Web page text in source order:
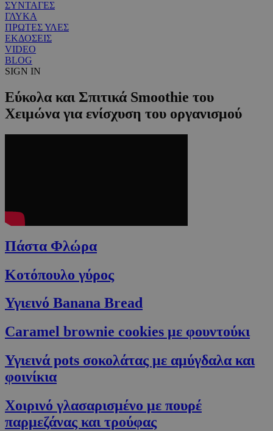
ΣΥΝΤΑΓΕΣ
ΓΛΥΚΑ
ΠΡΩΤΕΣ ΥΛΕΣ
ΕΚΔΟΣΕΙΣ
VIDEO
BLOG
SIGN IN
Εύκολα και Σπιτικά Smoothie του
Xειμώνα για ενίσχυση του οργανισμού
Πάστα Φλώρα
Κοτόπουλο γύρος
Υγιεινό Banana Bread
Caramel brownie cookies με φουντούκι
Υγιεινά pots σοκολάτας με αμύγδαλα και
φοινίκια
Χοιρινό γλασαρισµένο με πουρέ
παρμεζάνας και τρούφας